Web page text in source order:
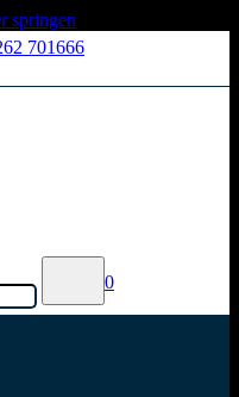
springen
701666
0